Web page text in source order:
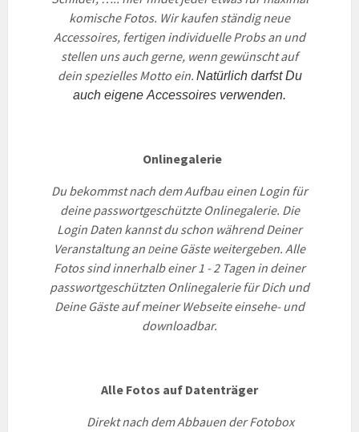
komische Fotos. Wir kaufen ständig neue
Accessoires, fertigen individuelle Probs an und
stellen uns auch gerne, wenn gewünscht auf
dein spezielles Motto ein. Natürlich darfst Du
auch eigene Accessoires verwenden.
Onlinegalerie
Du bekommst nach dem Aufbau einen Login für
deine passwortgeschützte Onlinegalerie. Die
Login Daten kannst du schon während Deiner
Veranstaltung an Deine Gäste weitergeben. Alle
Fotos sind innerhalb einer 1 - 2 Tagen in deiner
passwortgeschützten Onlinegalerie für Dich und
Deine Gäste auf meiner Webseite einsehe- und
downloadbar.
Alle Fotos auf Datenträger
Direkt nach dem Abbauen der Fotobox